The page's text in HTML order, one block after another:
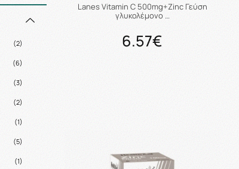
(2)
(6)
(3)
(2)
(1)
(5)
(1)
Lanes Vitamin C 500mg+Zinc Γεύση
γλυκολέμονο …
6.57€